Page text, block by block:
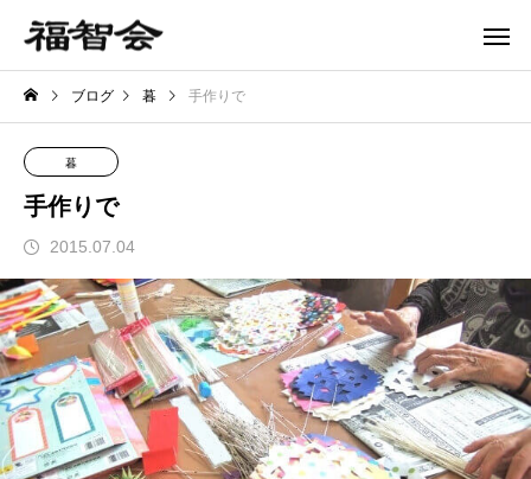
ブログ 暮 手作りで
暮
手作りで
2015.07.04